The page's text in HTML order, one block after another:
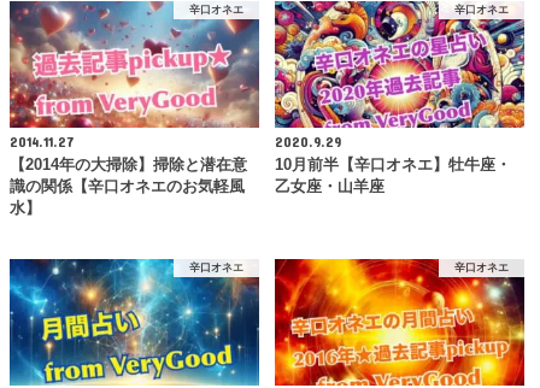
辛口オネエ
2014.11.27
【2014年の大掃除】掃除と潜在意
識の関係【辛口オネエのお気軽風
水】
辛口オネエ
2020.9.29
10月前半【辛口オネエ】牡牛座・
乙女座・山羊座
辛口オネエ 辛口オネエ